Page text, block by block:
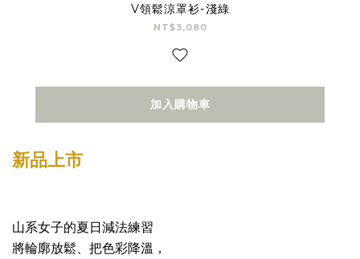
V領鬆涼罩衫-淺綠
NT$3,080
加入購物車
新品上市
山系女子的夏日減法練習
將輪廓放鬆、把色彩降溫，